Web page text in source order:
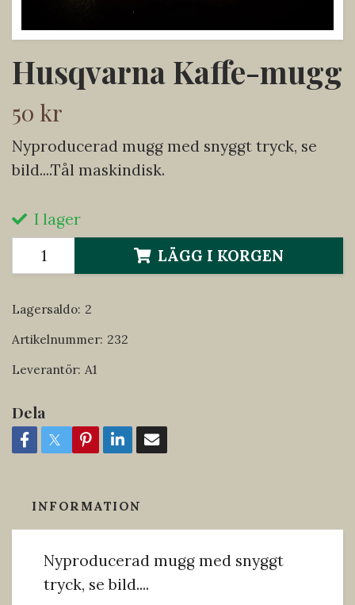
Husqvarna Kaffe-mugg
50 kr
Nyproducerad mugg med snyggt tryck, se
bild....Tål maskindisk.
I lager
LÄGG I KORGEN
Lagersaldo: 2
Artikelnummer: 232
Leverantör: A1
Dela
INFORMATION
Nyproducerad mugg med snyggt
tryck, se bild....